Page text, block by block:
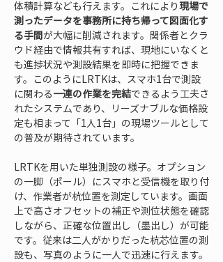
体積計算なども行えます。これにより現場で
測ったデータを事務所に持ち帰って図面化す
る手間が大幅に削減されます。関係者とクラ
ウド経由で情報共有すれば、現地にいなくと
も進捗状況や測設結果を即時に把握できま
す。このようにLRTKは、スマホ1台で測設
に関わる一連の作業を完結できるよう工夫さ
れたシステムであり、リーズナブルな価格設
定も相まって「1人1台」の現場ツールとして
の普及が期待されています。
LRTKを用いた単独測設の様子。オプション
の一脚（ポール）にスマホと受信機を取り付
け、作業者が杭位置を測定しています。画面
上で高さオフセットの補正や測位状態を確認
しながら、正確な位置出し（墨出し）が可能
です。従来は二人がかりだった杭芯位置の測
設も、写真のように一人で迅速に行えます。